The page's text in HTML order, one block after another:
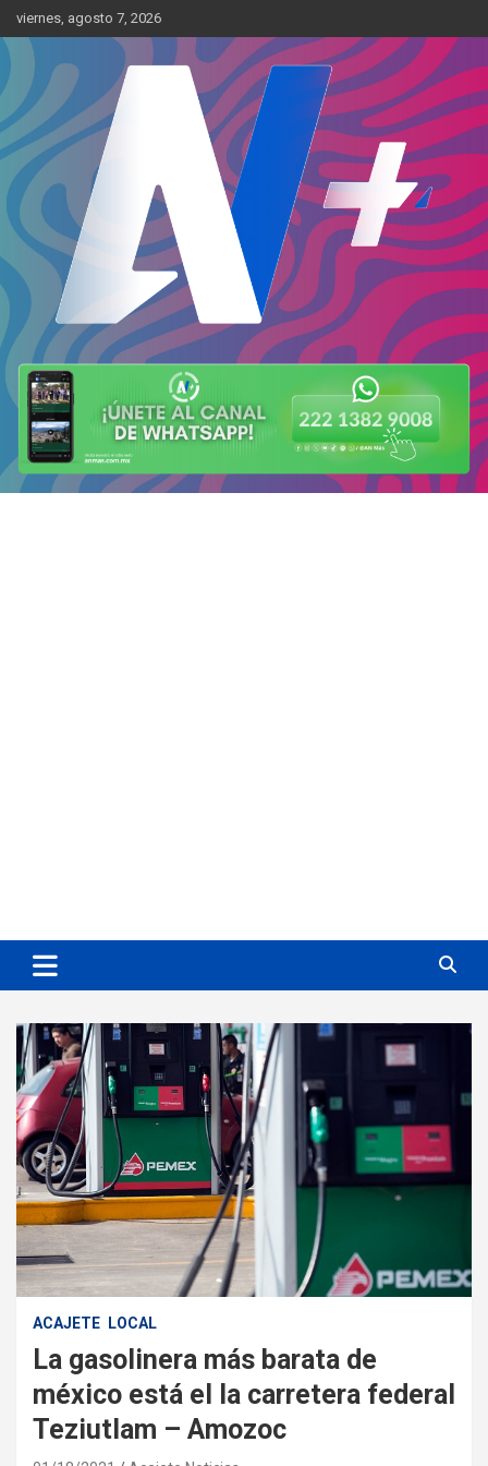
Skip
to
content
viernes, agosto 7, 2026
AN Más
Más cerca de ti
ACAJETE LOCAL
La gasolinera más barata de
méxico está el la carretera federal
Teziutlam – Amozoc